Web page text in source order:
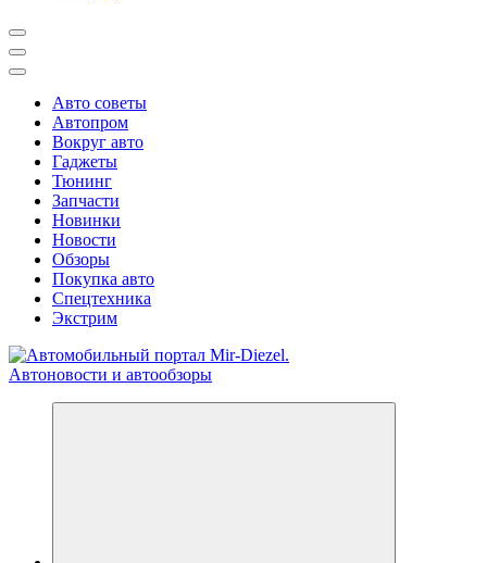
Авто советы
Автопром
Вокруг авто
Гаджеты
Тюнинг
Запчасти
Новинки
Новости
Обзоры
Покупка авто
Спецтехника
Экстрим
Справочник автомобилиста. Обзор новинок популярных